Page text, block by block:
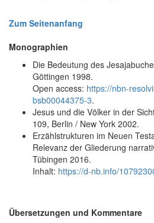
Zum Seitenanfang
Monographien
Die Bedeutung des
Göttingen 1998.
Open access: https://nbn-
bsb00044375-3.
Jesus und die Völker in der
109, Berlin / New York 2002.
Erzählstrukturen im Neuen
Relevanz der Gliederung
Tübingen 2016.
Inhalt: https://d-nb.info/
Übersetzungen und Kommentare